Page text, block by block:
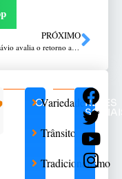
PRÓXIMO
Lateral Otávio avalia o retorno ao SC Gaúcho
CATEGORIAS
Variedades
Trânsito
Tradicionalismo
REDES